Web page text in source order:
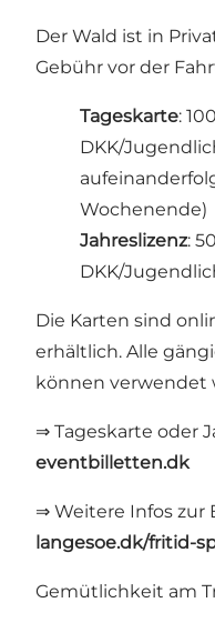
Der Wald ist in
Gebühr vor der
Tageskarte:
DKK/
Wochenende)
Jahreslizenz:
DKK/
Die Karten sind
erhältlich. Alle
können verwendet
⇒ Tageskarte oder
eventbilletten.dk
⇒ Weitere Infos zur
langesoe.dk/fritid-
Gemütlichkeit am